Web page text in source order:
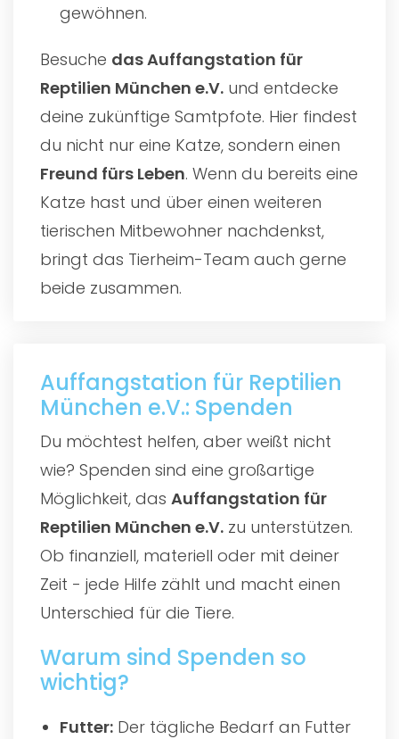
gewöhnen.
Besuche dasAuffangstation für
Reptilien München e.V. und entdecke
deine zukünftige Samtpfote. Hier findest
du nicht nur eine Katze, sondern einen
Freund fürs Leben. Wenn du bereits eine
Katze hast und über einen weiteren
tierischen Mitbewohner nachdenkst,
bringt das Tierheim-Team auch gerne
beide zusammen.
Auffangstation für Reptilien
München e.V.: Spenden
Du möchtest helfen, aber weißt nicht
wie? Spenden sind eine großartige
Möglichkeit, das Auffangstation für
Reptilien München e.V. zu unterstützen.
Ob finanziell, materiell oder mit deiner
Zeit - jede Hilfe zählt und macht einen
Unterschied für die Tiere.
Warum sind Spenden so
wichtig?
Futter: Der tägliche Bedarf an Futter